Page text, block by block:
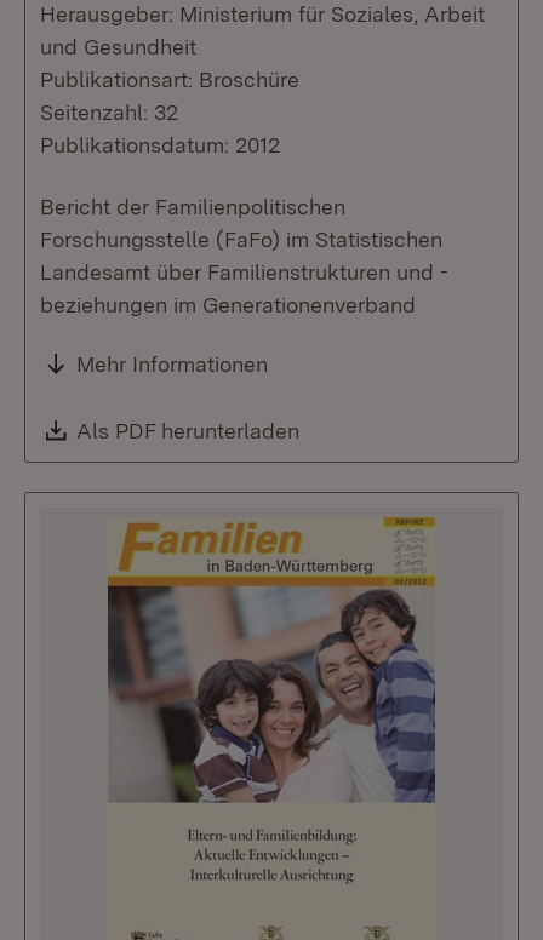
Herausgeber: Ministerium für Soziales, Arbeit
und Gesundheit
Publikationsart: Broschüre
Seitenzahl: 32
Publikationsdatum: 2012
Bericht der Familienpolitischen
Forschungsstelle (FaFo) im Statistischen
Landesamt über Familienstrukturen und -
beziehungen im Generationenverband
Mehr Informationen
Download:
Als PDF herunterladen